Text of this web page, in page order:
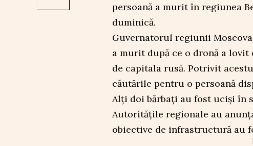
persoană a murit în regiunea
duminică.
Guvernatorul regiunii
a murit după ce o dronă a
de capitala rusă. Potrivit
căutările pentru o persoană
Alți doi bărbați au fost uciși în
Autoritățile regionale au
obiective de infrastructură au